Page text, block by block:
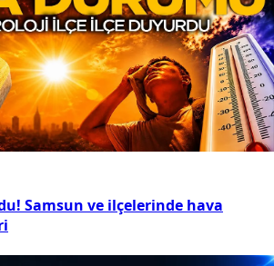
Samsun ve ilçelerinde hava